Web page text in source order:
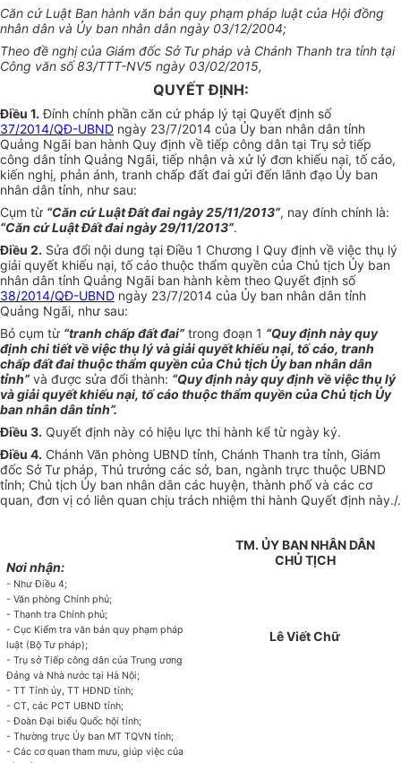
Căn cứ Luật Ban hành văn bản quy phạm pháp luật của Hội đồng
nhân dân và Ủy ban nhân dân ngày 03/12/2004;
Theo đề nghị của Giám đốc Sở Tư pháp và Chánh Thanh tra tỉnh tại
Công văn số 83/TTT-NV5 ngày 03/02/2015,
QUYẾT ĐỊNH:
Điều 1. Đính chính phần căn cứ pháp lý tại Quyết định số
37/2014/QĐ-UBND ngày 23/7/2014 của Ủy ban nhân dân tỉnh
Quảng Ngãi ban hành Quy định về tiếp công dân tại Trụ sở tiếp
công dân tỉnh Quảng Ngãi, tiếp nhận và xử lý đơn khiếu nại, tố cáo,
kiến nghị, phản ánh, tranh chấp đất đai gửi đến lãnh đạo Ủy ban
nhân dân tỉnh, như sau:
Cụm từ “Căn cứ Luật Đất đai ngày 25/11/2013”, nay đính chính là:
“Căn cứ Luật Đất đai ngày 29/11/2013”.
Điều 2. Sửa đổi nội dung tại Điều 1 Chương I Quy định về việc thụ lý
giải quyết khiếu nại, tố cáo thuộc thẩm quyền của Chủ tịch Ủy ban
nhân dân tỉnh Quảng Ngãi ban hành kèm theo Quyết định số
38/2014/QĐ-UBND ngày 23/7/2014 của Ủy ban nhân dân tỉnh
Quảng Ngãi, như sau:
Bỏ cụm từ “tranh chấp đất đai” trong đoạn 1 “Quy định này quy
định chi tiết về việc thụ lý và giải quyết khiếu nại, tố cáo, tranh
chấp đất đai thuộc thẩm quyền của Chủ tịch Ủy ban nhân dân
tỉnh” và được sửa đổi thành: “Quy định này quy định về việc thụ lý
và giải quyết khiếu nại, tố cáo thuộc thẩm quyền của Chủ tịch Ủy
ban nhân dân tỉnh”.
Điều 3. Quyết định này có hiệu lực thi hành kể từ ngày ký.
Điều 4. Chánh Văn phòng UBND tỉnh, Chánh Thanh tra tỉnh, Giám
đốc Sở Tư pháp, Thủ trưởng các sở, ban, ngành trực thuộc UBND
tỉnh; Chủ tịch Ủy ban nhân dân các huyện, thành phố và các cơ
quan, đơn vị có liên quan chịu trách nhiệm thi hành Quyết định này./.
Nơi nhận:
- Như Điều 4;
- Văn phòng Chính phủ;
- Thanh tra Chính phủ;
- Cục Kiểm tra văn bản quy phạm pháp
luật (Bộ Tư pháp);
- Trụ sở Tiếp công dân của Trung ương
Đảng và Nhà nước tại Hà Nội;
- TT Tỉnh ủy, TT HĐND tỉnh;
- CT, các PCT UBND tỉnh;
- Đoàn Đại biểu Quốc hội tỉnh;
- Thường trực Ủy ban MT TQVN tỉnh;
- Các cơ quan tham mưu, giúp việc của
TM. ỦY BAN NHÂN DÂN
CHỦ TỊCH
Lê Viết Chữ